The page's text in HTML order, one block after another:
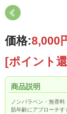
価格:8,000
[ポイント
商品説明
ノンパラベン・無香料
肌年齢にアプローチす